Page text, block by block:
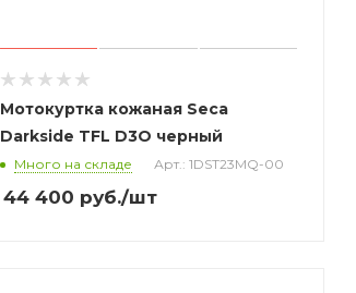
Мотокуртка кожаная Seca
Darkside TFL D3O черный
Много на складе Арт.: 1DST23MQ-00
44 400 руб./шт